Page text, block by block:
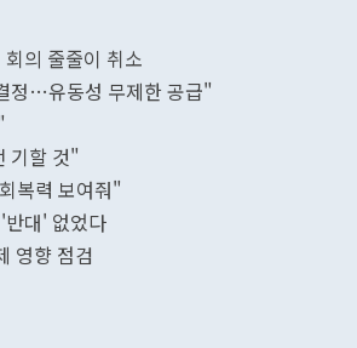
의 줄줄이 취소
정…유동성 무제한 공급"
기할 것"
복력 보여줘"
대' 없었다
영향 점검